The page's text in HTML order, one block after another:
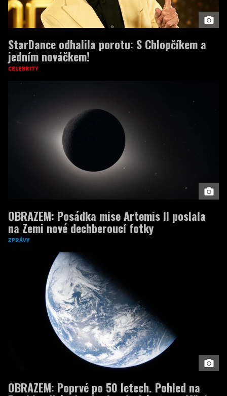
StarDance odhalila porotu: S Chlopčíkem a
jedním nováčkem!
CELEBRITY
OBRAZEM: Posádka mise Artemis II poslala
na Zemi nové dechberoucí fotky
ZPRÁVY
OBRAZEM: Poprvé po 50 letech. Pohled na